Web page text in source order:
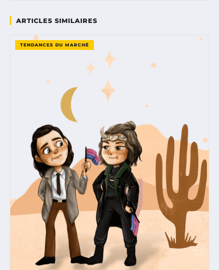
ARTICLES SIMILAIRES
TENDANCES DU MARCHÉ